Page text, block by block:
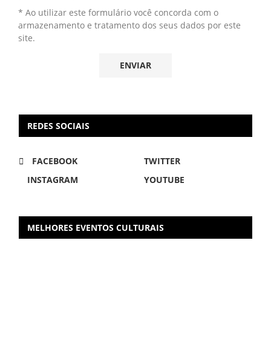
* Ao utilizar este formulário você concorda com o
armazenamento e tratamento dos seus dados por este
site.
REDES SOCIAIS
FACEBOOK
TWITTER
INSTAGRAM
YOUTUBE
MELHORES EVENTOS CULTURAIS